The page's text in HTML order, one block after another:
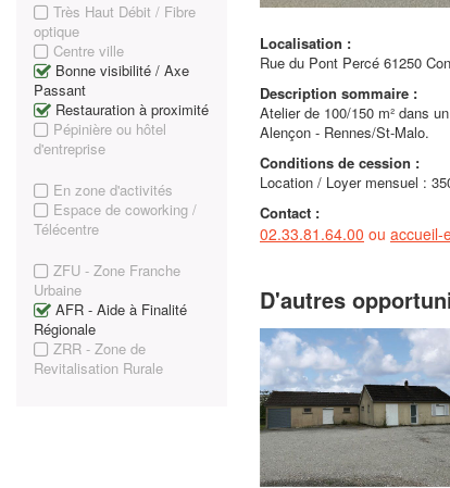
Très Haut Débit / Fibre
optique
Centre ville
Bonne visibilité / Axe
Passant
Restauration à proximité
Pépinière ou hôtel
d'entreprise
En zone d'activités
Espace de coworking /
Télécentre
ZFU - Zone Franche
Urbaine
AFR - Aide à Finalité
Régionale
ZRR - Zone de
Revitalisation Rurale
Localisation :
Rue du Pont Percé 61250
Description sommaire :
Atelier de 100/150 m² dans
Alençon - Rennes/St-Malo.
Conditions de cession :
Location / Loyer mensuel :
Contact :
02.33.81.64.00 ou accueil-
D'autres